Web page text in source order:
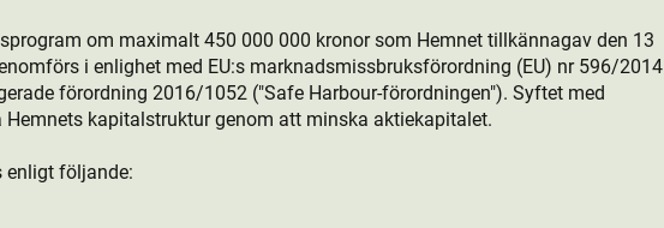
om maximalt 450 000 000 kronor som Hemnet tillkännagav den 13
i enlighet med EU:s marknadsmissbruksförordning (EU) nr 596/2014
förordning 2016/1052 ("Safe Harbour-förordningen"). Syftet med
kapitalstruktur genom att minska aktie­kapitalet.
enligt följande: